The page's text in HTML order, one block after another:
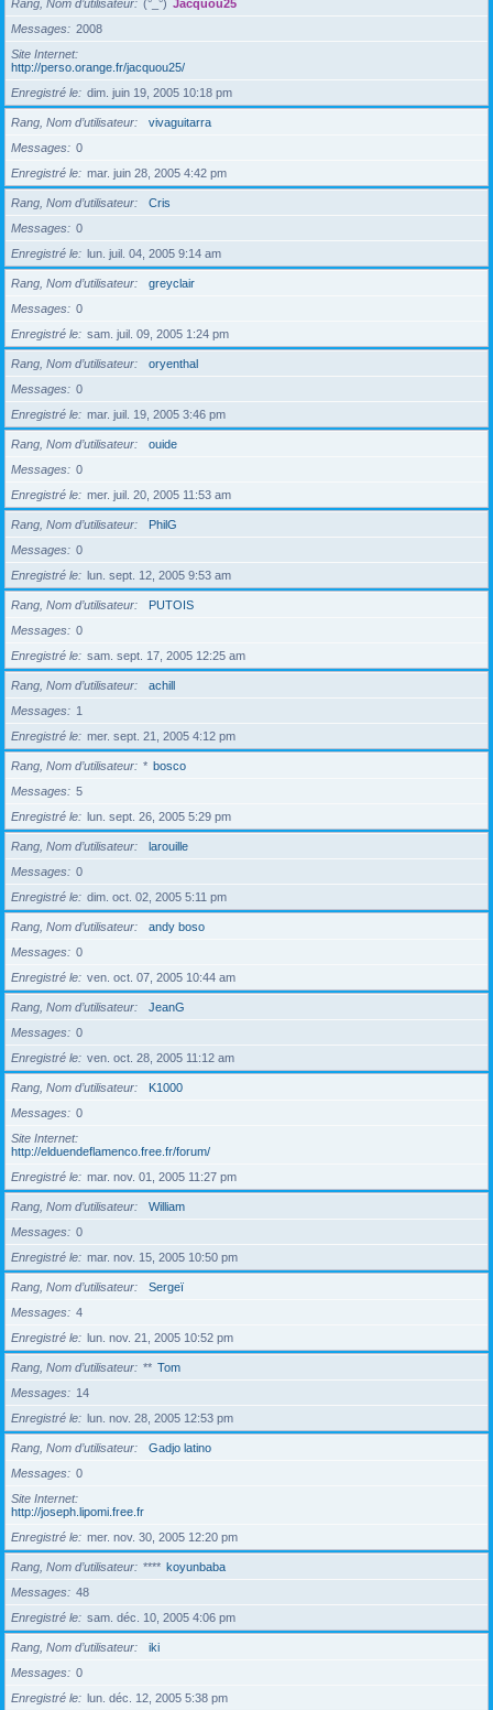
Rang, Nom d’utilisateur (°_°) Jacquou25
Messages
2008
Site Internet
http://perso.orange.fr/jacquou25/
Enregistré le
dim. juin 19, 2005 10:18 pm
Rang, Nom d’utilisateur
vivaguitarra
Messages
0
Enregistré le
mar. juin 28, 2005 4:42 pm
Rang, Nom d’utilisateur
Cris
Messages
0
Enregistré le
lun. juil. 04, 2005 9:14 am
Rang, Nom d’utilisateur
greyclair
Messages
0
Enregistré le
sam. juil. 09, 2005 1:24 pm
Rang, Nom d’utilisateur
oryenthal
Messages
0
Enregistré le
mar. juil. 19, 2005 3:46 pm
Rang, Nom d’utilisateur
ouide
Messages
0
Enregistré le
mer. juil. 20, 2005 11:53 am
Rang, Nom d’utilisateur
PhilG
Messages
0
Enregistré le
lun. sept. 12, 2005 9:53 am
Rang, Nom d’utilisateur
PUTOIS
Messages
0
Enregistré le
sam. sept. 17, 2005 12:25 am
Rang, Nom d’utilisateur
achill
Messages
1
Enregistré le
mer. sept. 21, 2005 4:12 pm
Rang, Nom d’utilisateur * bosco
Messages
5
Enregistré le
lun. sept. 26, 2005 5:29 pm
Rang, Nom d’utilisateur
larouille
Messages
0
Enregistré le
dim. oct. 02, 2005 5:11 pm
Rang, Nom d’utilisateur
andy boso
Messages
0
Enregistré le
ven. oct. 07, 2005 10:44 am
Rang, Nom d’utilisateur
JeanG
Messages
0
Enregistré le
ven. oct. 28, 2005 11:12 am
Rang, Nom d’utilisateur
K1000
Messages
0
Site Internet
http://elduendeflamenco.free.fr/forum/
Enregistré le
mar. nov. 01, 2005 11:27 pm
Rang, Nom d’utilisateur
William
Messages
0
Enregistré le
mar. nov. 15, 2005 10:50 pm
Rang, Nom d’utilisateur
Sergeï
Messages
4
Enregistré le
lun. nov. 21, 2005 10:52 pm
Rang, Nom d’utilisateur ** Tom
Messages
14
Enregistré le
lun. nov. 28, 2005 12:53 pm
Rang, Nom d’utilisateur
Gadjo latino
Messages
0
Site Internet
http://joseph.lipomi.free.fr
Enregistré le
mer. nov. 30, 2005 12:20 pm
Rang, Nom d’utilisateur **** koyunbaba
Messages
48
Enregistré le
sam. déc. 10, 2005 4:06 pm
Rang, Nom d’utilisateur
iki
Messages
0
Enregistré le
lun. déc. 12, 2005 5:38 pm